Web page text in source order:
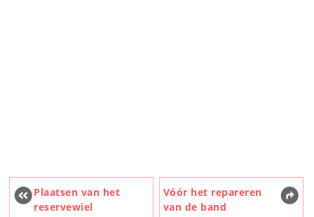
Plaatsen van het
reservewiel
Vóór het repareren
van de band